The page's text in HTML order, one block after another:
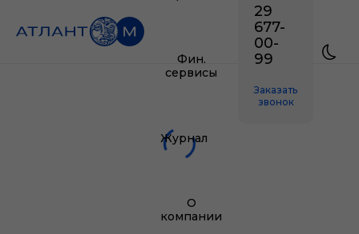
Фин.
сервисы
Журнал
О
компании
29
677-
00-
99
Заказать
звонок